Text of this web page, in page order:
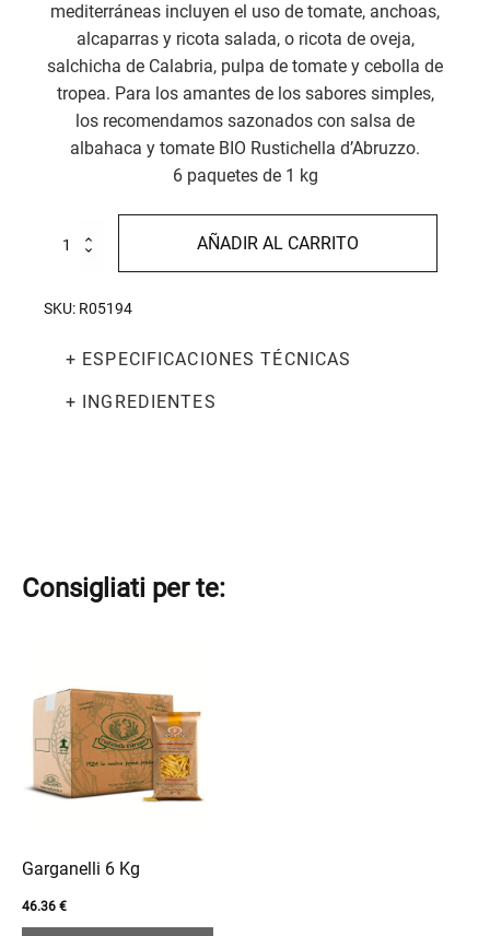
mediterráneas incluyen el uso de tomate, anchoas,
alcaparras y ricota salada, o ricota de oveja,
salchicha de Calabria, pulpa de tomate y cebolla de
tropea. Para los amantes de los sabores simples,
los recomendamos sazonados con salsa de
albahaca y tomate BIO Rustichella d’Abruzzo.
6 paquetes de 1 kg
AÑADIR AL CARRITO
SKU: R05194
+ ESPECIFICACIONES TÉCNICAS
+ INGREDIENTES
Consigliati per te:
Garganelli 6 Kg
46.36 €